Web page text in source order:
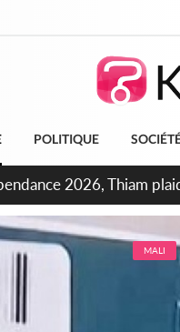
POLITIQUE
INFAS 2026, les
MALI